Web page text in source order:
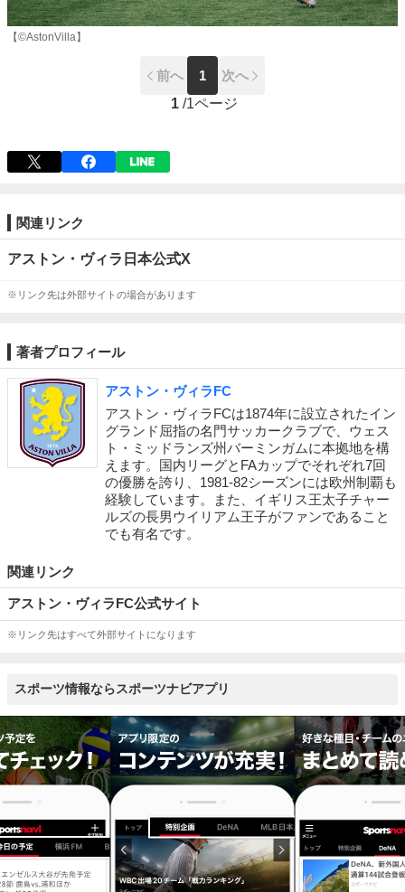
【©︎AstonVilla】
前へ 1
次へ
1 /1ページ
関連リンク
アストン・ヴィラ日本公式X
※リンク先は外部サイトの場合があります
著者プロフィール
アストン・ヴィラFC
アストン・ヴィラFCは1874年に設立されたイン
グランド屈指の名門サッカークラブで、ウェス
ト・ミッドランズ州バーミンガムに本拠地を構
えます。国内リーグとFAカップでそれぞれ7回
の優勝を誇り、1981-82シーズンには欧州制覇も
経験しています。また、イギリス王太子チャー
ルズの長男ウイリアム王子がファンであること
でも有名です。
関連リンク
アストン・ヴィラFC公式サイト
※リンク先はすべて外部サイトになります
スポーツ情報ならスポーツナビアプリ